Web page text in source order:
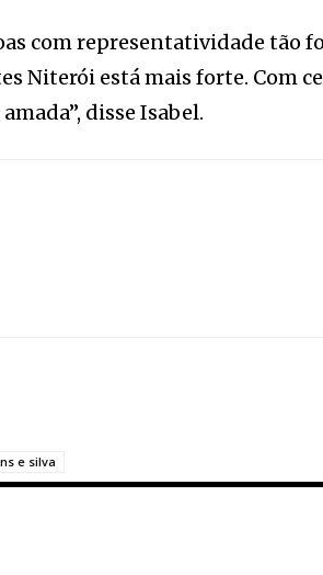
com representatividade tão
Niterói está mais forte. Com
disse Isabel.
e silva